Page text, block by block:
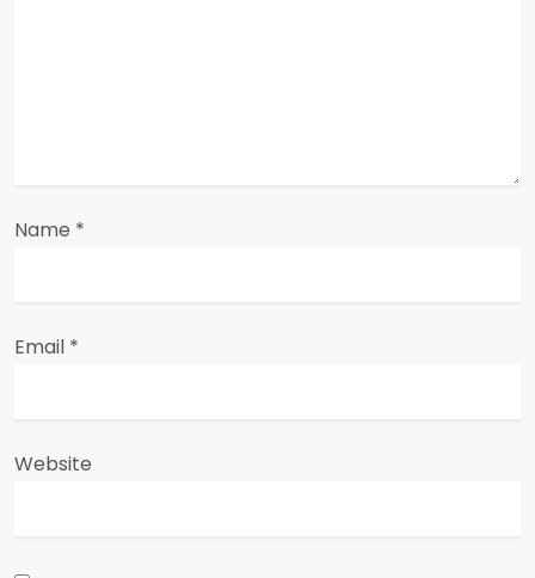
Name *
Email *
Website